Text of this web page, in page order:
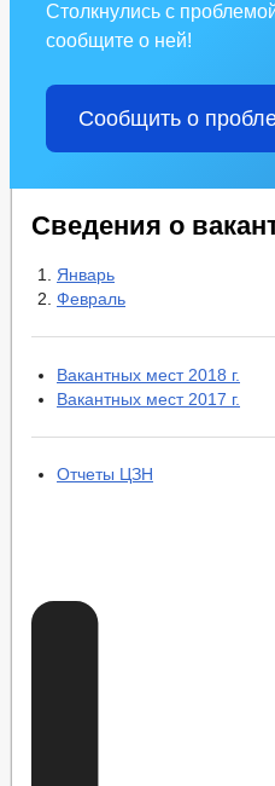
Столкнулись с
сообщите о ней!
Сообщить о
Сведения о
Январь
Февраль
Вакантных мест 2018 г.
Вакантных мест 2017 г.
Отчеты ЦЗН